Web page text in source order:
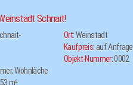
8,
124,71 m² im
7,
m² im EG
OG Links.
Schnait!
Wohnläche
m²
Ort:Weinstadt
Kaufpreis:auf Anfrage
Objekt-Nummer:0002